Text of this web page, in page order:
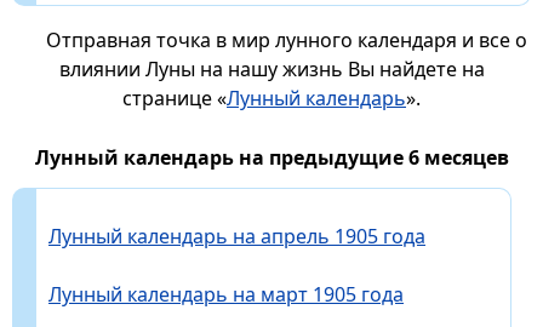
Отправная точка в мир лунного календаря и все о
влиянии Луны на нашу жизнь Вы найдете на
странице «Лунный календарь».
Лунный календарь на предыдущие 6 месяцев
Лунный календарь на апрель 1905 года
Лунный календарь на март 1905 года